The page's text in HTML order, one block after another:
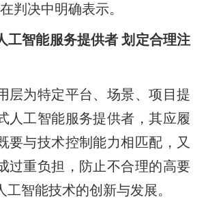
判决中明确表示。
工智能服务提供者 划定合理注
为特定平台、场景、项目提
人工智能服务提供者，其应履
要与技术控制能力相匹配，又
过重负担，防止不合理的高要
工智能技术的创新与发展。